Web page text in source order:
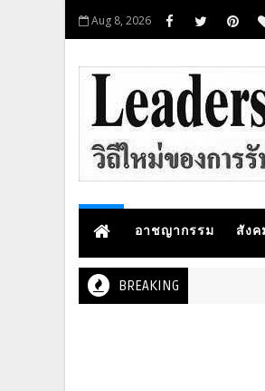
Aug 8, 2026
อาชญากรรม สังค
BREAKING